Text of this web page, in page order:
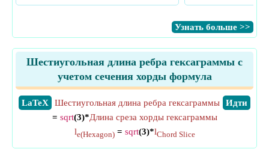
​Узнать больше >>
Шестиугольная длина ребра гексаграммы с
учетом сечения хорды формула
​LaTeX ​Идти
Шестиугольная длина ребра гексаграммы
= sqrt(3)*Длина среза хорды гексаграммы
le(Hexagon)= sqrt(3)*lChord Slice